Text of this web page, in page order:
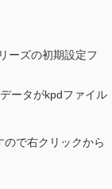
ーズの初期設定フ
ータがkpdファイル
で右クリックから